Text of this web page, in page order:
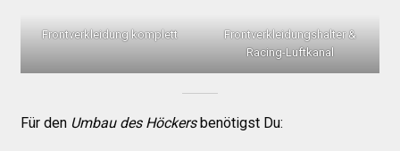
Datenschutzerklärung
Frontverkleidung komplett
Frontverkleidungshalter &
Racing-Luftkanal
Für den Umbau des Höckersbenötigst Du: